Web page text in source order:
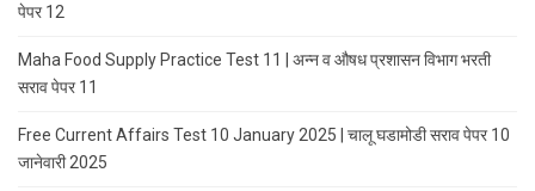
पेपर 12
Maha Food Supply Practice Test 11 | अन्न व औषध प्रशासन विभाग भरती
सराव पेपर 11
Free Current Affairs Test 10 January 2025 | चालू घडामोडी सराव पेपर 10
जानेवारी 2025